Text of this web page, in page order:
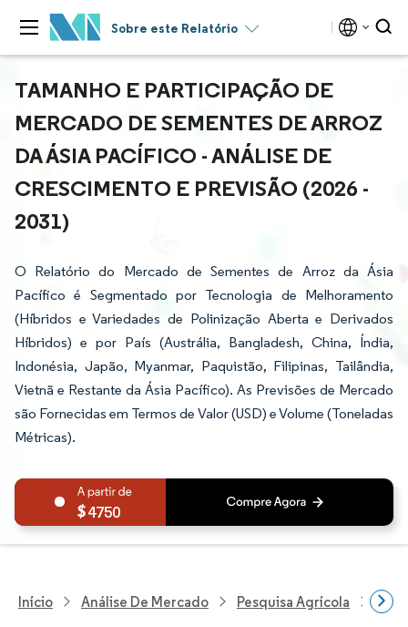
Sobre este Relatório
TAMANHO E PARTICIPAÇÃO DE
MERCADO DE SEMENTES DE ARROZ
DA ÁSIA PACÍFICO - ANÁLISE DE
CRESCIMENTO E PREVISÃO (2026 -
2031)
O Relatório do Mercado de Sementes de Arroz da Ásia
Pacífico é Segmentado por Tecnologia de Melhoramento
(Híbridos e Variedades de Polinização Aberta e Derivados
Híbridos) e por País (Austrália, Bangladesh, China, Índia,
Indonésia, Japão, Myanmar, Paquistão, Filipinas, Tailândia,
Vietnã e Restante da Ásia Pacífico). As Previsões de Mercado
são Fornecidas em Termos de Valor (USD) e Volume (Toneladas
Métricas).
4750
Início Análise De Mercado Pesquisa Agrícola